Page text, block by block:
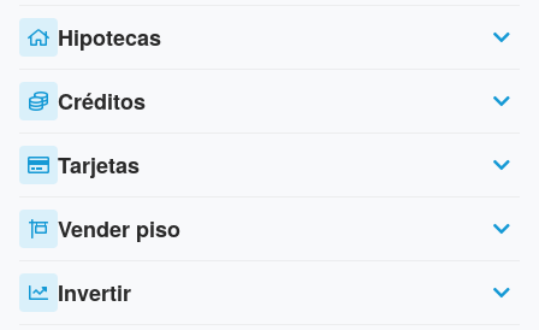
Hipotecas
Créditos
Tarjetas
Vender piso
Invertir